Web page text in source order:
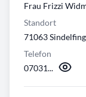
Frau Frizzi
Standort
71063
Telefon
07031...